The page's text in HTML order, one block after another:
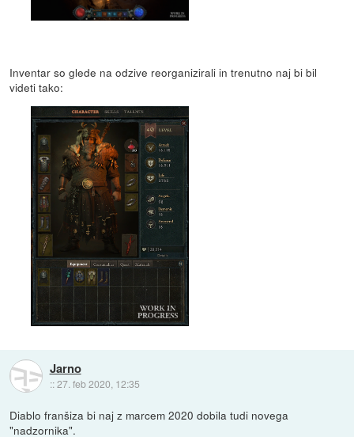
Inventar so glede na odzive reorganizirali in trenutno naj bi bil
videti tako:
Jarno
::27. feb 2020, 12:35
Diablo franšiza bi naj z marcem 2020 dobila tudi novega
"nadzornika".